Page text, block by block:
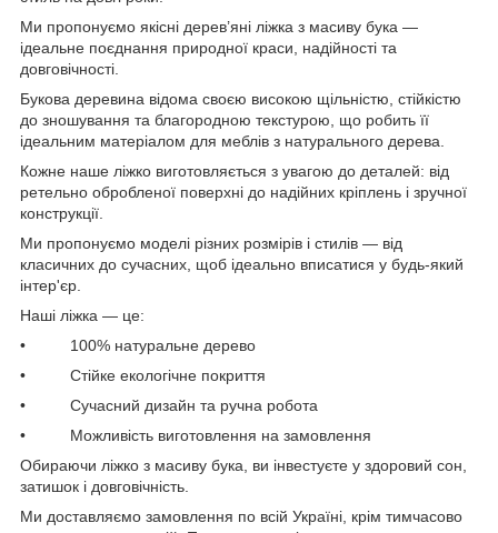
Ми пропонуємо якісні дерев’яні ліжка з масиву бука —
ідеальне поєднання природної краси, надійності та
довговічності.
Букова деревина відома своєю високою щільністю, стійкістю
до зношування та благородною текстурою, що робить її
ідеальним матеріалом для меблів з натурального дерева.
Кожне наше ліжко виготовляється з увагою до деталей: від
ретельно обробленої поверхні до надійних кріплень і зручної
конструкції.
Ми пропонуємо моделі різних розмірів і стилів — від
класичних до сучасних, щоб ідеально вписатися у будь-який
інтер'єр.
Наші ліжка — це:
• 100% натуральне дерево
• Стійке екологічне покриття
• Сучасний дизайн та ручна робота
• Можливість виготовлення на замовлення
Обираючи ліжко з масиву бука, ви інвестуєте у здоровий сон,
затишок і довговічність.
Ми доставляємо замовлення по всій Україні, крім тимчасово